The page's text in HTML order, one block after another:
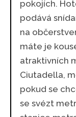
pokojích.
podává
na
máte je
atraktivních
Ciutadella,
pokud se
se svézt